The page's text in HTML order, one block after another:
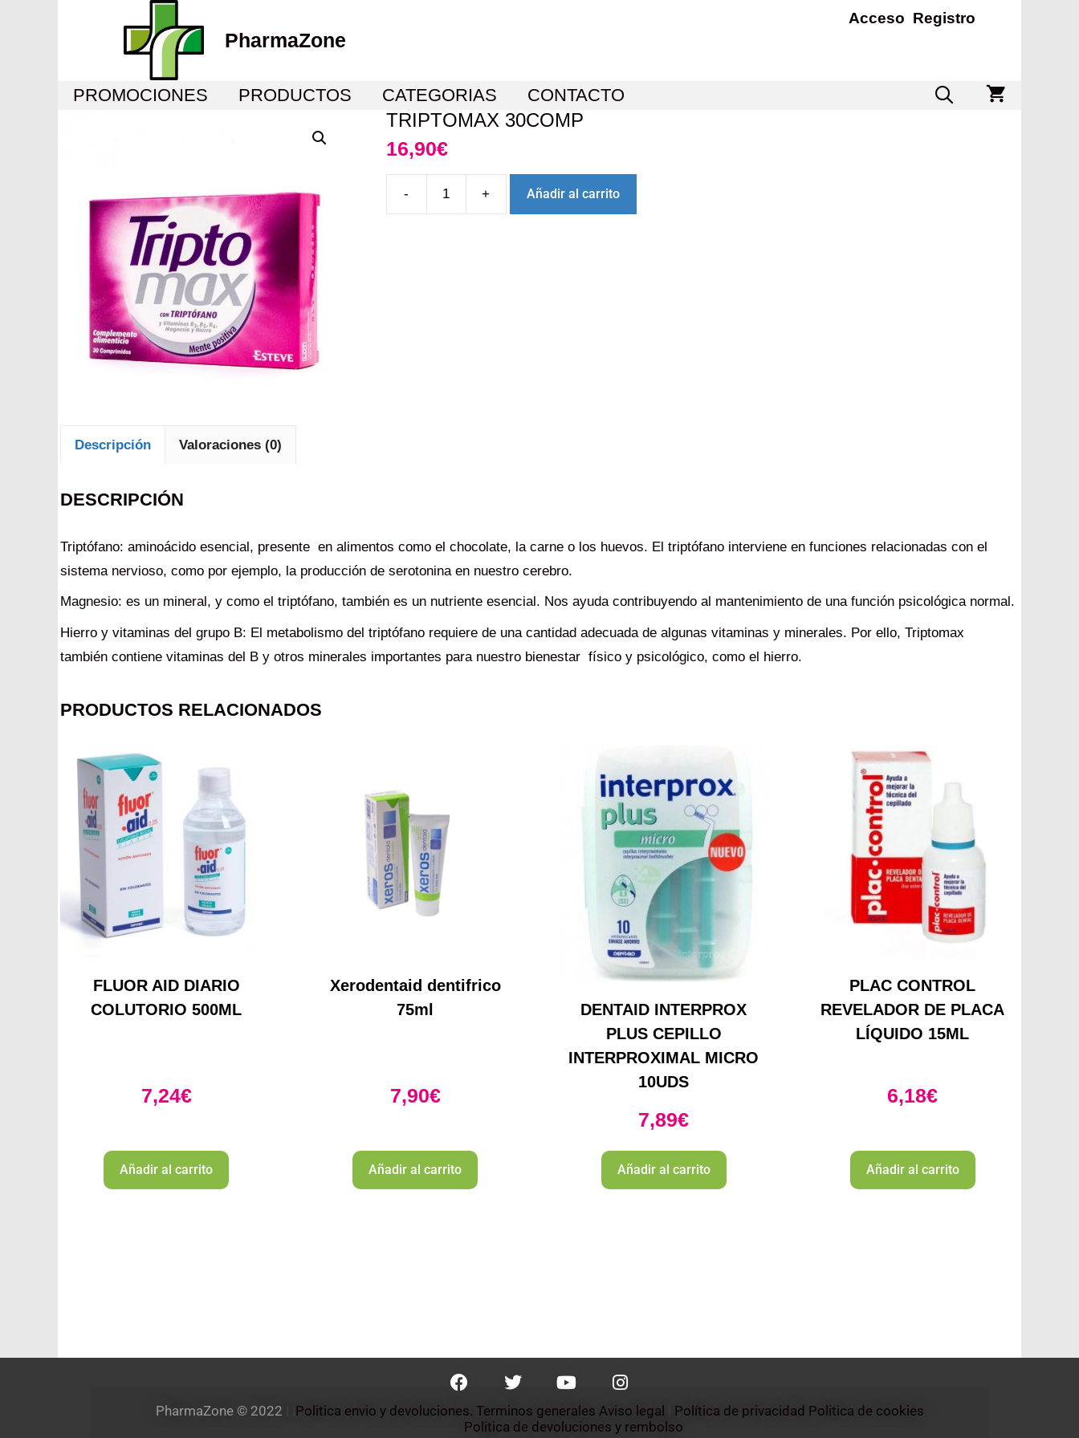
Acceso Registro
PharmaZone
PROMOCIONES PRODUCTOS CATEGORIAS CONTACTO
TRIPTOMAX 30COMP
16,90€
- + Añadir al carrito
Descripción Valoraciones (0)
DESCRIPCIÓN
Triptófano: aminoácido esencial, presente en alimentos como el chocolate, la carne o los huevos. El triptófano interviene en funciones relacionadas con el
sistema nervioso, como por ejemplo, la producción de serotonina en nuestro cerebro.
Magnesio: es un mineral, y como el triptófano, también es un nutriente esencial. Nos ayuda contribuyendo al mantenimiento de una función psicológica normal.
Hierro y vitaminas del grupo B: El metabolismo del triptófano requiere de una cantidad adecuada de algunas vitaminas y minerales. Por ello, Triptomax
también contiene vitaminas del B y otros minerales importantes para nuestro bienestar físico y psicológico, como el hierro.
PRODUCTOS RELACIONADOS
FLUOR AID DIARIO
COLUTORIO 500ML
7,24€
Añadir al carrito
Xerodentaid dentifrico
75ml
7,90€
Añadir al carrito
DENTAID INTERPROX
PLUS CEPILLO
INTERPROXIMAL MICRO
10UDS
7,89€
Añadir al carrito
PLAC CONTROL
REVELADOR DE PLACA
LÍQUIDO 15ML
6,18€
Añadir al carrito
PharmaZone © 2022 Politica envio y devoluciones. Terminos generales Aviso legal Política de privacidad Politica de cookies
Politica de devoluciones y rembolso